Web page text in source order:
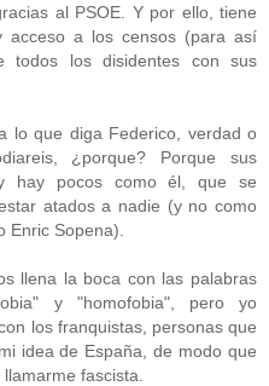
al PSOE. Y por ello, tiene
acceso a los censos (para así
todos los disidentes con sus
lo que diga Federico, verdad o
¿porque? Porque sus
hay pocos como él, que se
atados a nadie (y no como
Enric Sopena).
llena la boca con las palabras
y "homofobia", pero yo
los franquistas, personas que
idea de España, de modo que
fascista.